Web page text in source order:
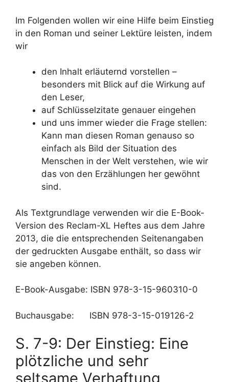
Im Folgenden wollen wir eine Hilfe beim Einstieg
in den Roman und seiner Lektüre leisten, indem
wir
den Inhalt erläuternd vorstellen –
besonders mit Blick auf die Wirkung auf
den Leser,
auf Schlüsselzitate genauer eingehen
und uns immer wieder die Frage stellen:
Kann man diesen Roman genauso so
einfach als Bild der Situation des
Menschen in der Welt verstehen, wie wir
das von den Erzählungen her gewöhnt
sind.
Als Textgrundlage verwenden wir die E-Book-
Version des Reclam-XL Heftes aus dem Jahre
2013, die die entsprechenden Seitenangaben
der gedruckten Ausgabe enthält, so dass wir
sie angeben können.
E-Book-Ausgabe: ISBN 978-3-15-960310-0
Buchausgabe: ISBN 978-3-15-019126-2
S. 7-9: Der Einstieg: Eine
plötzliche und sehr
seltsame Verhaftung